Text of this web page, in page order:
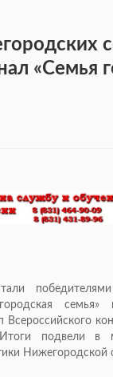
«Семья
победителями
Всероссийского
подвели в
Нижегородской